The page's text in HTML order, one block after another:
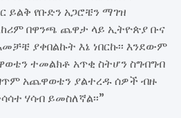
ይልቅ የቡድን አጋሮቼን ማገዝ
በዋንጫ ጨዋታ ላይ ኢትዮጵያ ቡና
ያቀበልኩት እኔ ነበርኩ፡፡ እንደውም
ተመልክቶ አጥቂ ስትሆን ስግብግብ
አጨዋወቴን ያልተረዱ ሰዎች ብዙ
ሃሳብ ይመስለኛል፡፡”